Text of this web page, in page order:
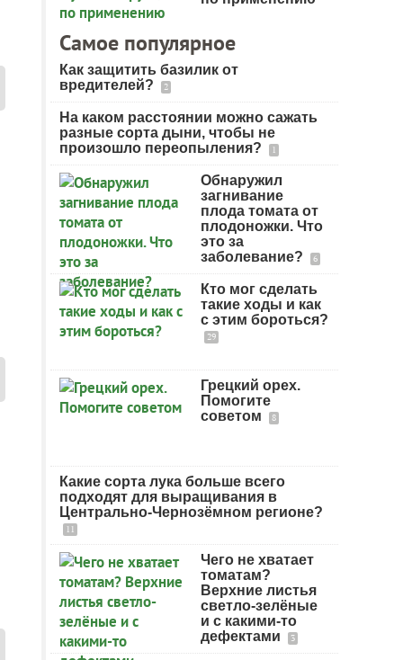
Самое популярное
Как защитить базилик от
вредителей?
2
На каком расстоянии можно сажать
разные сорта дыни, чтобы не
произошло переопыления?
1
Обнаружил
загнивание
плода томата от
плодоножки. Что
это за
заболевание?
6
Кто мог сделать
такие ходы и как
с этим бороться?
29
Грецкий орех.
Помогите
советом
8
Какие сорта лука больше всего
подходят для выращивания в
Центрально-Чернозёмном регионе?
11
Чего не хватает
томатам?
Верхние листья
светло-зелёные
и с какими-то
дефектами
3